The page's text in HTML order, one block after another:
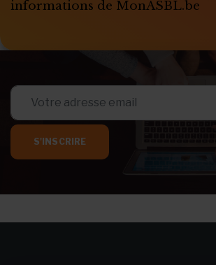
informations de MonASBL.be
S'INSCRIRE